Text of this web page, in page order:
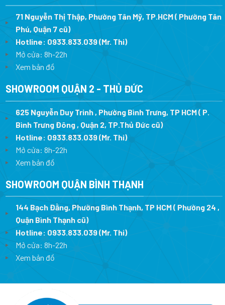
71 Nguyễn Thị Thập, Phường Tân Mỹ, TP.HCM ( Phường Tân
Phú, Quận 7 cũ)
Hotline: 0933.833.039(Mr. Thi)
Mở cửa: 8h-22h
Xem bản đồ
SHOWROOM QUẬN 2 - THỦ ĐỨC
625 Nguyễn Duy Trinh , Phường Bình Trưng, TP HCM ( P.
Bình Trưng Đông , Quận 2, TP.Thủ Đức cũ)
Hotline: 0933.833.039(Mr. Thi)
Mở cửa: 8h-22h
Xem bản đồ
SHOWROOM QUẬN BÌNH THẠNH
144 Bạch Đằng, Phường Bình Thạnh, TP HCM ( Phường 24 ,
Quận Bình Thạnh cũ)
Hotline: 0933.833.039(Mr. Thi)
Mở cửa: 8h-22h
Xem bản đồ